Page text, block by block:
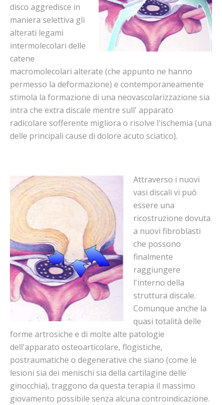
disco aggredisce in
maniera selettiva gli
alterati legami
intermolecolari delle
catene
macromolecolari alterate (che appunto ne hanno
permesso la deformazione) e contemporaneamente
stimola la formazione di una neovascolarizzazione sia
intra che extra discale mentre sull' apparato
radicolare sofferente migliora o risolve l'ischemia (una
delle principali cause di dolore acuto sciatico).
Attraverso i nuovi
vasi discali vi può
essere una
ricostruzione dovuta
a nuovi fibroblasti
che possono
finalmente
raggiungere
l'interno della
struttura discale.
Comunque anche la
quasi totalità delle
forme artrosiche e di molte alte patologie
dell'apparato osteoarticolare, flogistiche,
postraumatiche o degenerative che siano (come le
lesioni sia dei menischi sia della cartilagine delle
ginocchia), traggono da questa terapia il massimo
giovamento possibile senza alcuna controindicazione.